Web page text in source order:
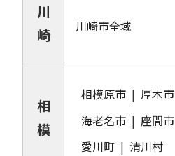
川
崎
川崎市全域
相
模
相模原市 厚木市
海老名市
座間市
愛川町
清川村